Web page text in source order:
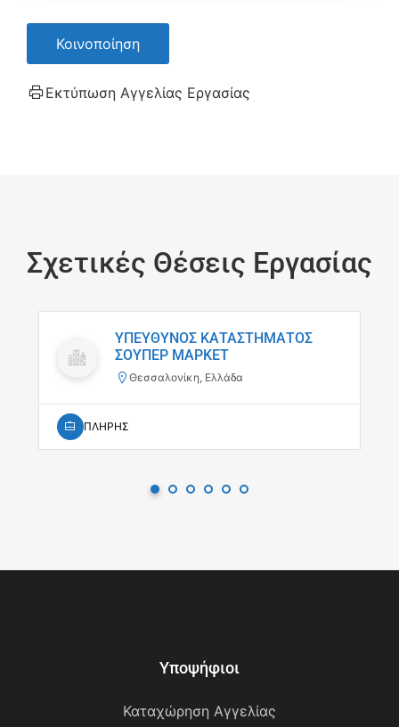
Κοινοποίηση
Εκτύπωση Αγγελίας Εργασίας
Σχετικές Θέσεις Εργασίας
ΥΠΕΥΘΥΝΟΣ ΚΑΤΑΣΤΗΜΑΤΟΣ
ΣΟΥΠΕΡ ΜΑΡΚΕΤ
Θεσσαλονίκη, Ελλάδα
ΠΛΗΡΗΣ
Υποψήφιοι
Καταχώρηση Αγγελίας